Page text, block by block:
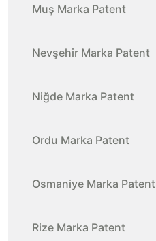
Muş Marka Patent
Nevşehir Marka Patent
Niğde Marka Patent
Ordu Marka Patent
Osmaniye Marka Patent
Rize Marka Patent